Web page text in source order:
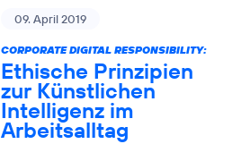
09. April 2019
CORPORATE DIGITAL RESPONSIBILITY:
Ethische Prinzipien
zur Künstlichen
Intelligenz im
Arbeitsalltag